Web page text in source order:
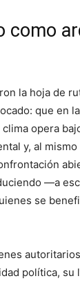
como
la hoja de
que en
opera
y, al
—a
se
política, su